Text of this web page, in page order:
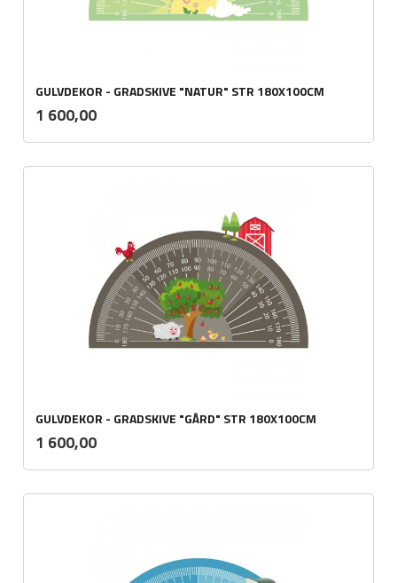
GULVDEKOR - GRADSKIVE "NATUR" STR 180X100CM
Pris
1 600,00mva.
GULVDEKOR - GRADSKIVE "GÅRD" STR 180X100CM
Pris
1 600,00mva.